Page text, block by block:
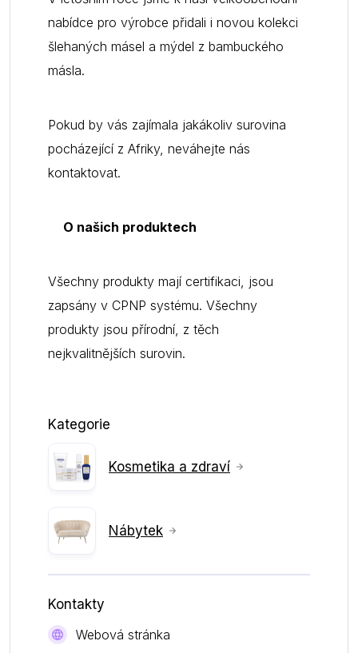
nabídce pro výrobce přidali i novou kolekci
šlehaných másel a mýdel z bambuckého
másla.
Pokud by vás zajímala jakákoliv surovina
pocházející z Afriky, neváhejte nás
kontaktovat.
O našich produktech
Všechny produkty mají certifikaci, jsou
zapsány v CPNP systému. Všechny
produkty jsou přírodní, z těch
nejkvalitnějších surovin.
Kategorie
Kosmetika a zdraví
Nábytek
Kontakty
Webová stránka